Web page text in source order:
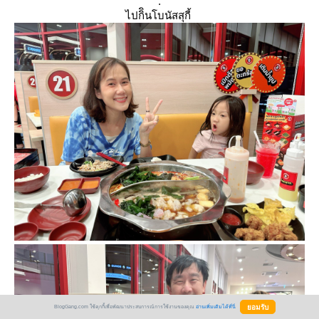
ไปกิินโบนัสสุกี้
BlogGang.com ใช้คุกกี้เพื่อพัฒนาประสบการณ์การใช้งานของคุณ อ่านเพิ่มเติมได้ที่นี่